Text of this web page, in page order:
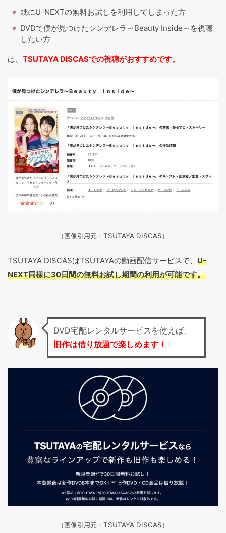
既にU-NEXTの無料お試しを利用してしまった方
DVDで僕が見つけたシンデレラ～Beauty Inside～を視聴
したい方
は、 TSUTAYA DISCASでの視聴がおすすめです。
（画像引用元：TSUTAYA DISCAS）
TSUTAYA DISCASはTSUTAYAの動画配信サービスで、 U-
NEXT同様に30日間の無料お試し期間の利用が可能です。
DVD宅配レンタルサービスを使えば、
旧作は借り放題で楽しめます！
（画像引用元：TSUTAYA DISCAS）